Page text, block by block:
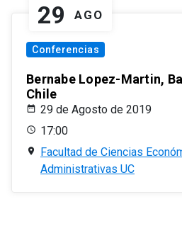
29 AGO
Conferencias
Bernabe Lopez-Martin,
Chile
29 de Agosto de 2019
17:00
Facultad de Ciencias
Administrativas UC